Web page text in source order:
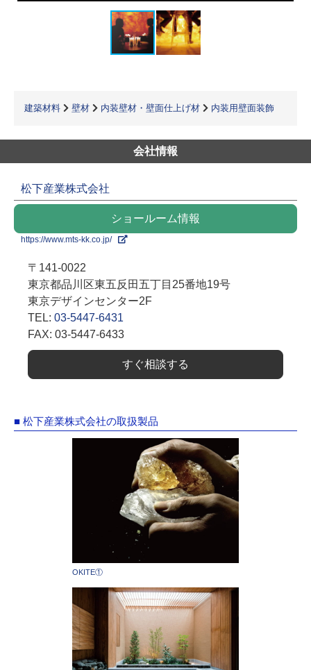
建築材料 壁材 内装壁材・壁面仕上げ材 内装用壁面装飾
会社情報
松下産業株式会社
ショールーム情報
https://www.mts-kk.co.jp/
〒141-0022
東京都品川区東五反田五丁目25番地19号
東京デザインセンター2F
TEL: 03-5447-6431
FAX: 03-5447-6433
すぐ相談する
■ 松下産業株式会社の取扱製品
OKITE①